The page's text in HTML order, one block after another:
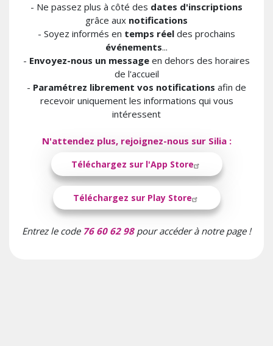
- Ne passez plus à côté des dates d'inscriptions
grâce aux notifications
- Soyez informés en temps réel des prochains
événements...
- Envoyez-nous un message en dehors des horaires
de l'accueil
- Paramétrez librement vos notifications afin de
recevoir uniquement les informations qui vous
intéressent
N'attendez plus, rejoignez-nous sur Silia :
Téléchargez sur l'App Store
Téléchargez sur Play Store
Entrez le code 76 60 62 98pour accéder à notre page !